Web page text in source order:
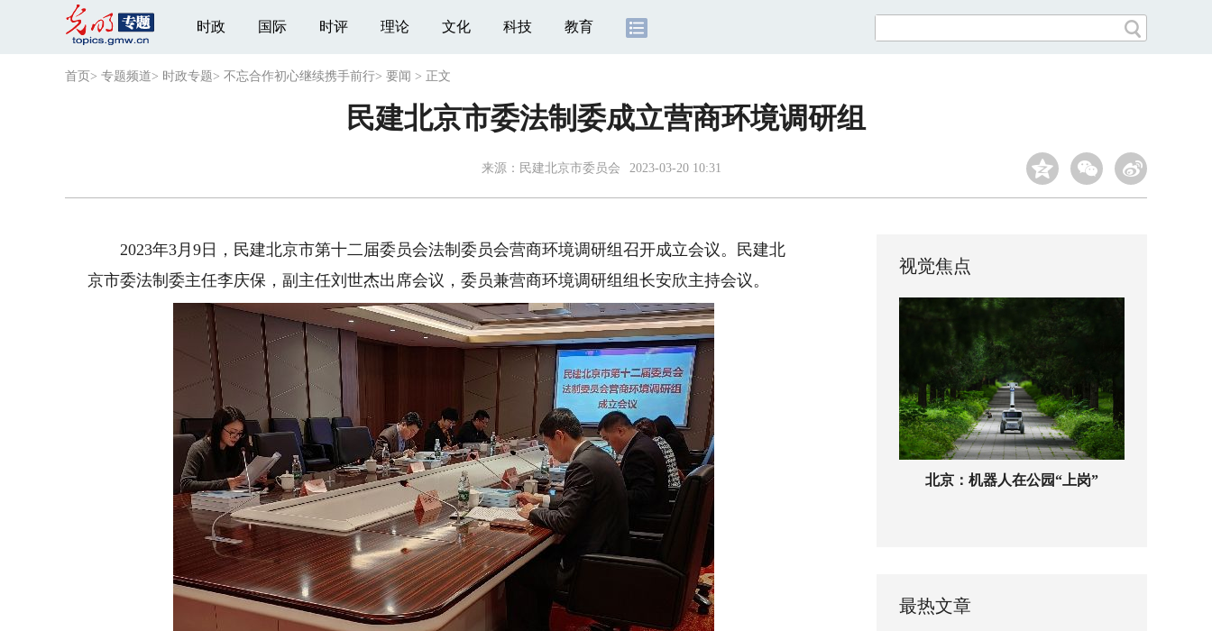
时政 国际 时评 理论 文化 科技 教育
首页 > 专题频道> 时政专题> 不忘合作初心继续携手前行> 要闻 > 正文
民建北京市委法制委成立营商环境调研组
来源： 民建北京市委员会 2023-03-20 10:31
2023年3月9日，民建北京市第十二届委员会法制委员会营商环境调研组召开成立会议。民建北
京市委法制委主任李庆保，副主任刘世杰出席会议，委员兼营商环境调研组组长安欣主持会议。
视觉焦点
北京：机器人在公园“上岗”
最热文章